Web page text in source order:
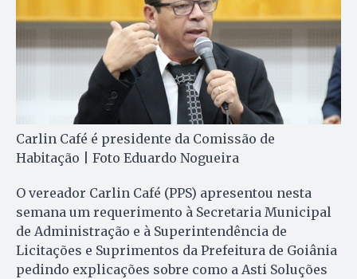
Carlin Café é presidente da Comissão de
Habitação | Foto Eduardo Nogueira
O vereador Carlin Café (PPS) apresentou nesta
semana um requerimento à Secretaria Municipal
de Administração e à Superintendência de
Licitações e Suprimentos da Prefeitura de Goiânia
pedindo explicações sobre como a Asti Soluções